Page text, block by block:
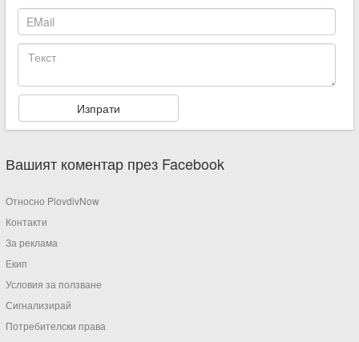
Вашият коментар през Facebook
Относно PlovdivNow
Контакти
За реклама
Екип
Условия за ползване
Сигнализирай
Потребителски права